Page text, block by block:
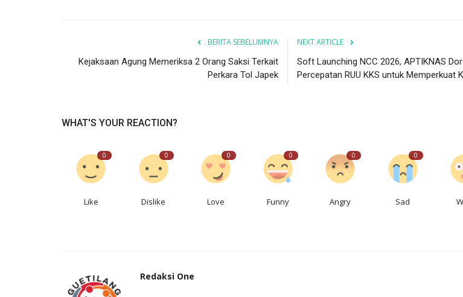
BERITA SEBELUMNYA
Kejaksaan Agung Memeriksa 2 Orang Saksi Terkait
Perkara Tol Japek
NEXT ARTICLE
Soft Launching NCC 2026, APTIKNAS
Percepatan RUU KKS untuk Memperkuat
WHAT'S YOUR REACTION?
0
Like
0
Dislike
0
Love
0
Funny
0
Angry
0
Sad
Redaksi One